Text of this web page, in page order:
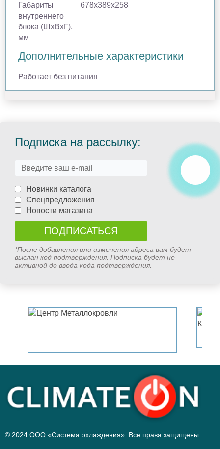
Габариты
внутреннего
блока (ШхВхГ),
мм
678х389х258
Дополнительные характеристики
Работает без питания
Подписка на рассылку:
Новинки каталога
Спецпредложения
Новости магазина
*После добавления или изменения адреса вам будет
выслан код подтверждения. Подписка будет не
активной до ввода кода подтверждения.
© 2024 ООО «Система охлаждения». Все права защищены.